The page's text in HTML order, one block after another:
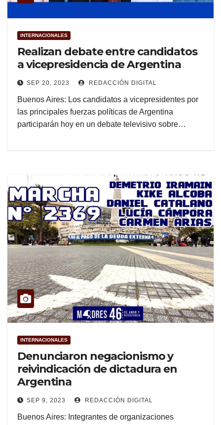
INTERNACIONALES
Realizan debate entre candidatos
a vicepresidencia de Argentina
SEP 20, 2023 REDACCIÓN DIGITAL
Buenos Aires: Los candidatos a vicepresidentes por
las principales fuerzas políticas de Argentina
participarán hoy en un debate televisivo sobre…
INTERNACIONALES
Denunciaron negacionismo y
reivindicación de dictadura en
Argentina
SEP 9, 2023 REDACCIÓN DIGITAL
Buenos Aires: Integrantes de organizaciones